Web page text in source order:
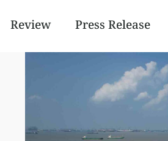
Review Press Release